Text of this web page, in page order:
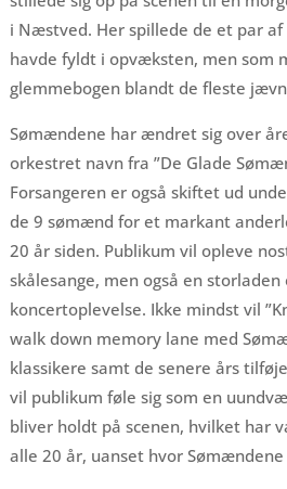
i Næstved. Her spillede de et par af
havde fyldt i opvæksten, men som
glemmebogen blandt de fleste
Sømændene har ændret sig over
orkestret navn fra ”De Glade
Forsangeren er også skiftet ud
de 9 sømænd for et markant
20 år siden. Publikum vil opleve
skålesange, men også en storladen
koncertoplevelse. Ikke mindst vil
walk down memory lane med
klassikere samt de senere års
vil publikum føle sig som en
bliver holdt på scenen, hvilket har
alle 20 år, uanset hvor